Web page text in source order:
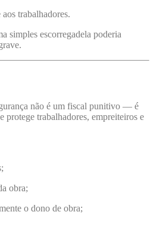
trabalhadores.
simples escorregadela poderia
não é um fiscal punitivo — é
protege trabalhadores, empreiteiros e
obra;
o dono de obra;